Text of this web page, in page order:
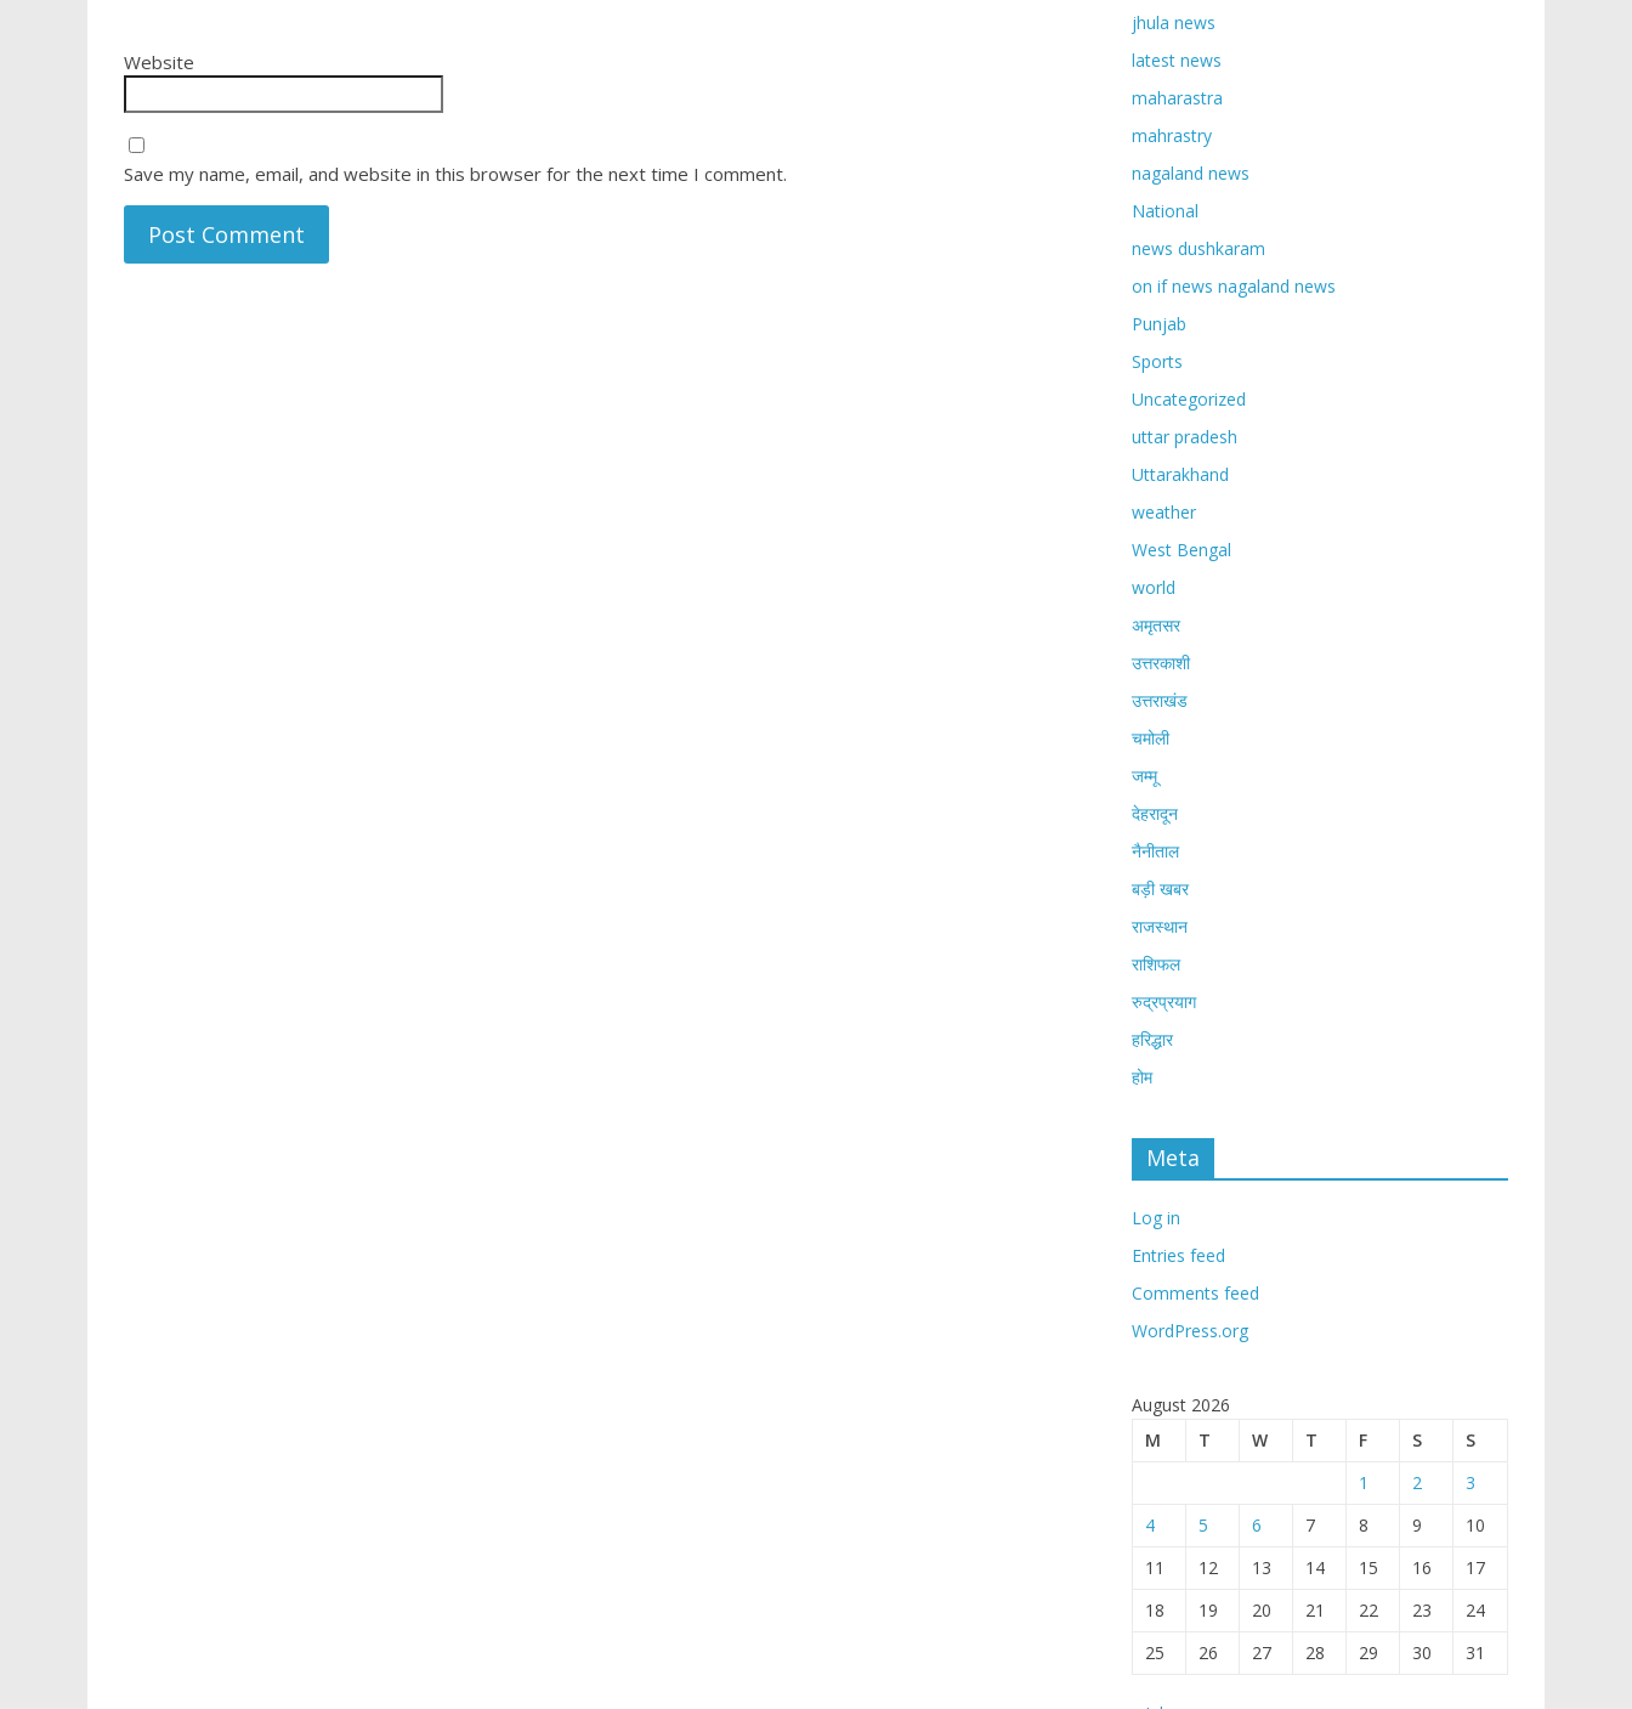
Website
Save my name, email, and website in this browser for the next time I comment.
jhula news
latest news
maharastra
mahrastry
nagaland news
National
news dushkaram
on if news nagaland news
Punjab
Sports
Uncategorized
uttar pradesh
Uttarakhand
weather
West Bengal
world
अमृतसर
उत्तरकाशी
उत्तराखंड
चमोली
जम्मू
देहरादून
नैनीताल
बड़ी खबर
राजस्थान
राशिफल
रुद्रप्रयाग
हरिद्धार
होम
Meta
Log in
Entries feed
Comments feed
WordPress.org
August 2026
M
T W T F S
S
1
2
3
4
5 6 7 8 9
10
11
12 13 14 15 16
17
18
19 20 21 22 23
24
25
26 27 28 29 30 31